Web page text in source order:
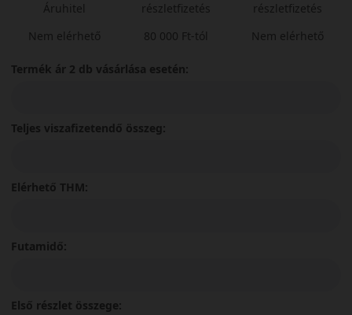
Áruhitel
Nem elérhető
részletfizetés
80 000 Ft-tól
részletfizetés
Nem elérhető
Termék ár 2 db vásárlása esetén:
Teljes viszafizetendő összeg:
Elérhető THM:
Futamidő:
Első részlet összege: